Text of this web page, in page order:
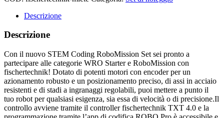
Descrizione
Descrizione
Con il nuovo STEM Coding RoboMission Set sei pronto a
partecipare alle categorie WRO Starter e RoboMission con
fischertechnik! Dotato di potenti motori con encoder per un
azionamento robusto e un posizionamento preciso, di assi in acciaio
resistenti e di stadi a ingranaggi regolabili, puoi mettere a punto il
tuo robot per qualsiasi esigenza, sia essa di velocità o di precisione.Il
controllo avviene tramite il controller fischertechnik TXT 4.0 e la